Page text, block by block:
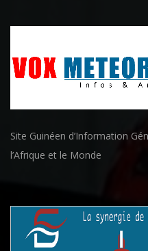
Site Guinéen d’Information
l’Afrique et le Monde